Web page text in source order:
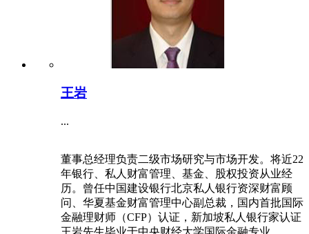
王岩
...
董事总经理负责二级市场研究与市场开发。将近22
年银行、私人财富管理、基金、股权投资从业经
历。曾任中国建设银行北京私人银行资深财富顾
问、华夏基金财富管理中心副总裁，国内首批国际
金融理财师（CFP）认证，新加坡私人银行家认证
王岩先生毕业于中央财经大学国际金融专业